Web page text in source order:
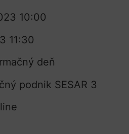
10:00
11:30
deň
podnik SESAR 3